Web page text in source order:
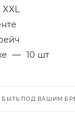
XXL
— 10 шт
БЫТЬ ПОД ВАШИМ